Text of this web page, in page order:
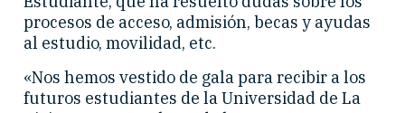
procesos de acceso, admisión, becas y ayudas
al estudio, movilidad, etc.
«Nos hemos vestido de gala para recibir a los
futuros estudiantes de la Universidad de La